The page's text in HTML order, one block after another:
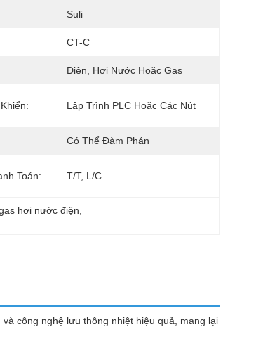
Suli
CT-C
Điện, Hơi Nước Hoặc Gas
Lập Trình PLC Hoặc Các Nút
Có Thể Đàm Phán
Toán: T/T, L/C
hơi nước điện
công nghệ lưu thông nhiệt hiệu quả, mang lại